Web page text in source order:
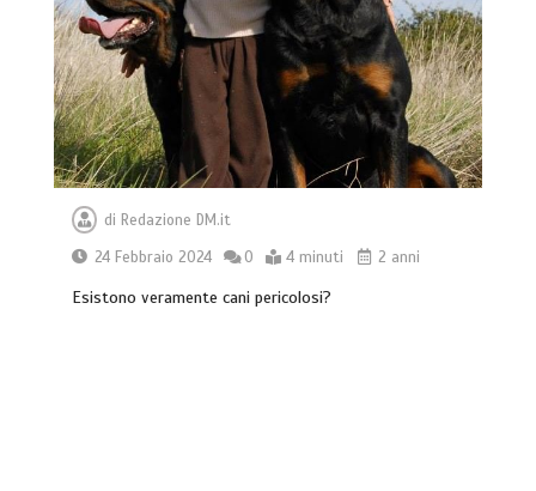
di Redazione DM.it
24 Febbraio 2024
0 4 minuti 2 anni
Esistono veramente cani pericolosi?